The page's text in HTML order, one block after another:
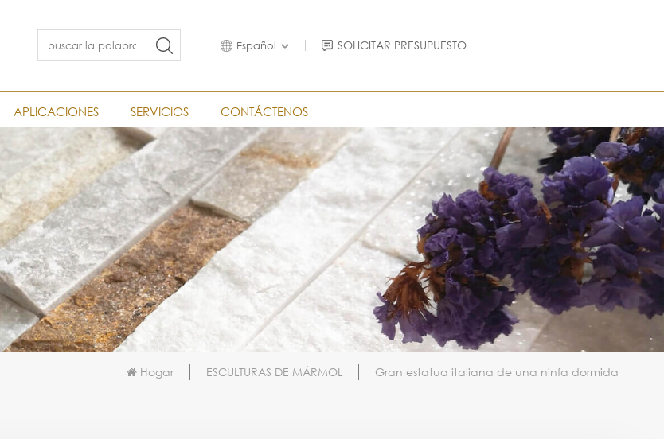
Español SOLICITAR PRESUPUESTO
APLICACIONES SERVICIOS CONTÁCTENOS
Hogar ESCULTURAS DE MÁRMOL Gran estatua italiana de una ninfa dormida